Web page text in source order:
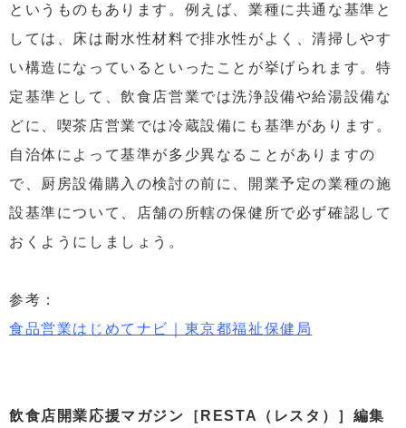
というものもあります。例えば、業種に共通な基準と
しては、床は耐水性材料で排水性がよく、清掃しやす
い構造になっているといったことが挙げられます。特
定基準として、飲食店営業では洗浄設備や給湯設備な
どに、喫茶店営業では冷蔵設備にも基準があります。
自治体によって基準が多少異なることがありますの
で、厨房設備購入の検討の前に、開業予定の業種の施
設基準について、店舗の所轄の保健所で必ず確認して
おくようにしましょう。
参考：
食品営業はじめてナビ｜東京都福祉保健局
飲食店開業応援マガジン［RESTA（レスタ）］編集